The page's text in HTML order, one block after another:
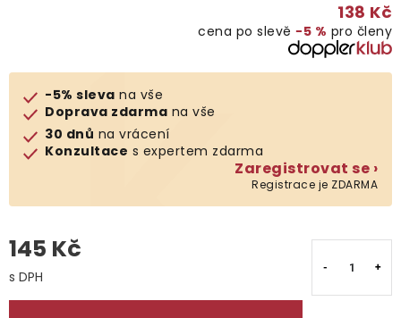
Prodávané značky
Klub výhod
Naše katalogy
O nás
Kontakty
138 Kč
cena po slevě −5 % pro členy
-5% sleva na vše
Doprava zdarma na vše
30 dnů na vrácení
Konzultace s expertem zdarma
Zaregistrovat se ›
Registrace je ZDARMA
145 Kč